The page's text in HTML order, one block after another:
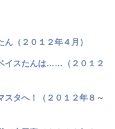
（２０１２年４月）
イスたんは……（２０１２
スタへ！（２０１２年８～